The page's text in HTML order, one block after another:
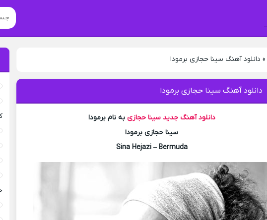
» دانلود آهنگ سینا حجازی برمودا
دانلود آهنگ سینا حجازی برمودا
دانلود آهنگ جدید سینا حجازی به نام برمودا
سینا حجازی برمودا
Sina Hejazi – Bermuda